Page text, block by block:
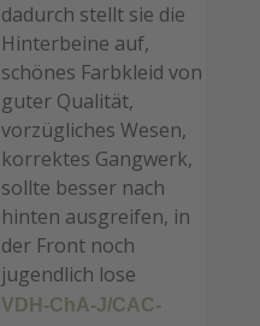
dadurch stellt sie die
Hinterbeine auf,
schönes Farbkleid von
guter Qualität,
vorzügliches Wesen,
korrektes Gangwerk,
sollte besser nach
hinten ausgreifen, in
der Front noch
jugendlich lose
VDH-ChA-J/CAC-